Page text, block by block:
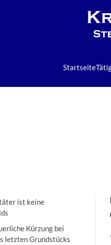
Startseite
ist keine
Kürzung bei
letzten Grundstücks